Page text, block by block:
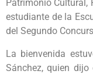
Patrimonio Cultural,
estudiante de la
del Segundo
La bienvenida
Sánchez, quien